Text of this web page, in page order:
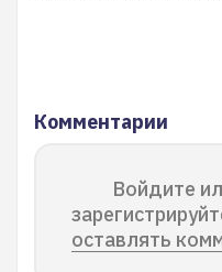
Комментарии
Войдите
оставлять